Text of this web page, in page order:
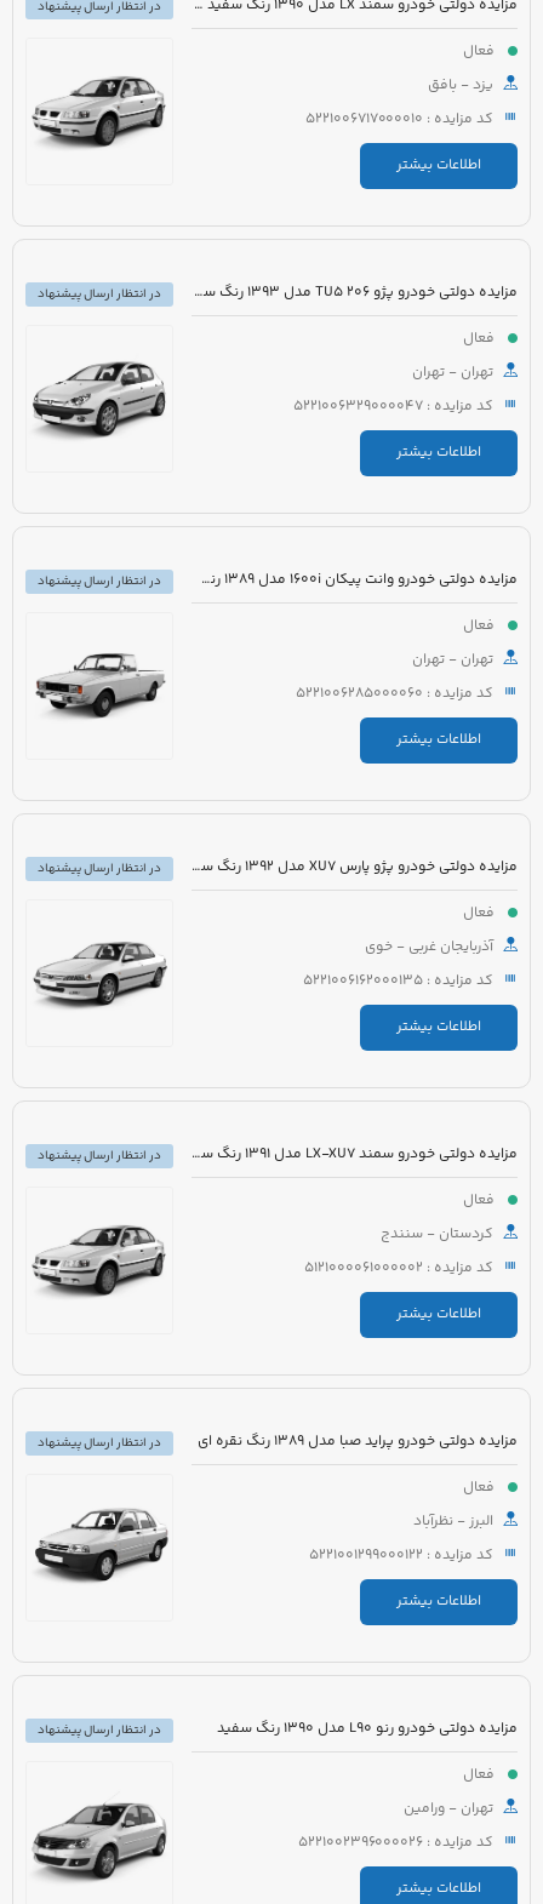
مزایده دولتی خودرو سمند LX مدل 1390 رنگ سفید روغنی
فعال
یزد - بافق
کد مزایده : 5221006717000010
اطلاعات بیشتر
در انتظار ارسال پیشنهاد
مزایده دولتی خودرو پژو 206 TU5 مدل 1393 رنگ سفید
فعال
تهران - تهران
کد مزایده : 5221006329000047
اطلاعات بیشتر
در انتظار ارسال پیشنهاد
مزایده دولتی خودرو وانت پیکان 1600i مدل 1389 رنگ سفید روغنی
فعال
تهران - تهران
کد مزایده : 5221006285000060
اطلاعات بیشتر
در انتظار ارسال پیشنهاد
مزایده دولتی خودرو پژو پارس XU7 مدل 1392 رنگ سفید
فعال
آذربایجان غربی - خوی
کد مزایده : 5221006162000135
اطلاعات بیشتر
در انتظار ارسال پیشنهاد
مزایده دولتی خودرو سمند LX-XU7 مدل 1391 رنگ سفید
فعال
کردستان - سنندج
کد مزایده : 5121000061000002
اطلاعات بیشتر
در انتظار ارسال پیشنهاد
مزایده دولتی خودرو پراید صبا مدل 1389 رنگ نقره ای
فعال
البرز - نظرآباد
کد مزایده : 5221001299000122
اطلاعات بیشتر
در انتظار ارسال پیشنهاد
مزایده دولتی خودرو رنو L90 مدل 1390 رنگ سفید
فعال
تهران - ورامین
کد مزایده : 5221002396000026
اطلاعات بیشتر
در انتظار ارسال پیشنهاد